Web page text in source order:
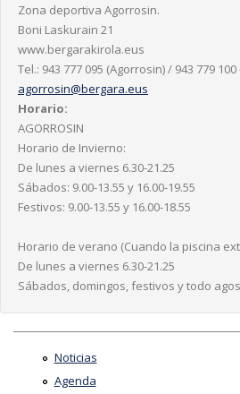
Zona deportiva Agorrosin.
Boni Laskurain 21
www.bergarakirola.eus
Tel.: 943 777 095 (Agorrosin) / 943 779 100
agorrosin@bergara.eus
Horario:
AGORROSIN
Horario de Invierno:
De lunes a viernes 6.30-21.25
Sábados: 9.00-13.55 y 16.00-19.55
Festivos: 9.00-13.55 y 16.00-18.55
Horario de verano (Cuando la piscina
De lunes a viernes 6.30-21.25
Sábados, domingos, festivos y todo
Noticias
Agenda